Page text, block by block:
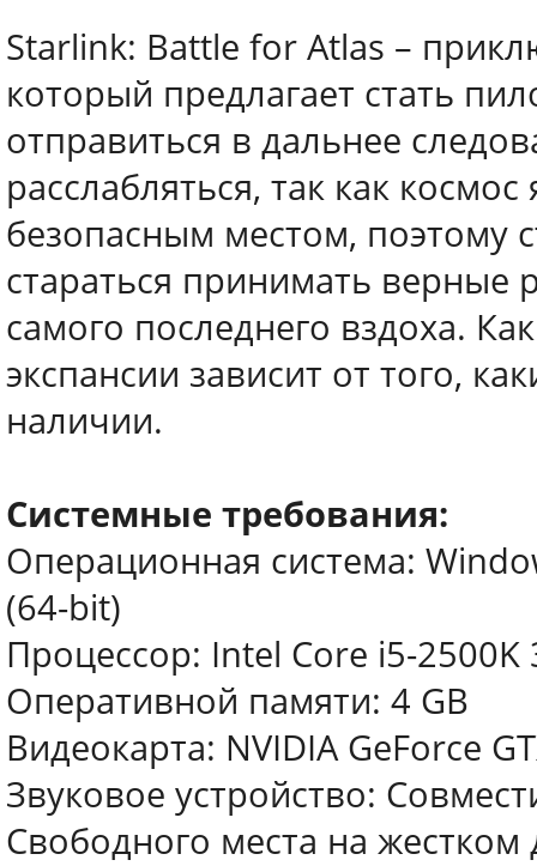
Starlink: Battle for Atlas –
который предлагает стать
отправиться в дальнее
расслабляться, так как
безопасным местом, поэтому
стараться принимать верные
самого последнего вздоха.
экспансии зависит от того,
наличии.
Системные требования:
Операционная система:
(64-bit)
Процессор: Intel Core i5-2500K
Оперативной памяти: 4 GB
Видеокарта: NVIDIA GeForce
Звуковое устройство:
Свободного места на жестком